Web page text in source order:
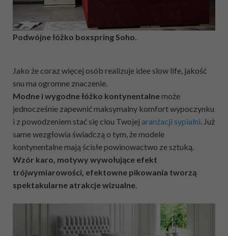
Podwójne łóżko boxspring Soho.
Jako że coraz więcej osób realizuje idee slow life, jakość
snu ma ogromne znaczenie.
Modne i wygodne łóżko kontynentalnemoże
jednocześnie zapewnić maksymalny komfort wypoczynku
i z powodzeniem stać się clou Twojej aranżacji sypialni. Już
same wezgłowia świadczą o tym, że modele
kontynentalne mają ścisłe powinowactwo ze sztuką.
Wzór karo, motywy wywołujące efekt
trójwymiarowości, efektowne pikowania tworzą
spektakularne atrakcje wizualne.